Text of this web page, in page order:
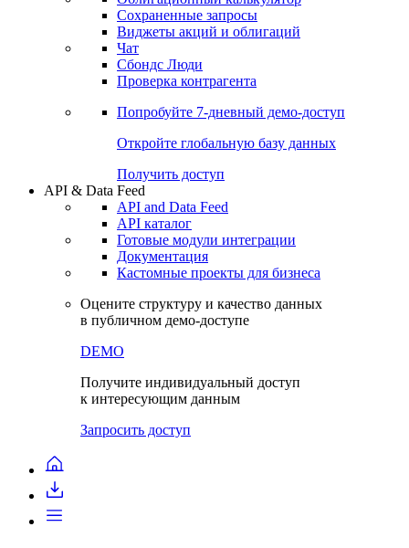
Сохраненные запросы
Виджеты акций и облигаций
Чат
Сбондс Люди
Проверка контрагента
Попробуйте 7-дневный демо-доступ
Откройте глобальную базу данных
Получить доступ
API & Data Feed
API and Data Feed
API каталог
Готовые модули интеграции
Документация
Кастомные проекты для бизнеса
Оцените структуру и качество данных
в публичном демо-доступе
DEMO
Получите индивидуальный доступ
к интересующим данным
Запросить доступ